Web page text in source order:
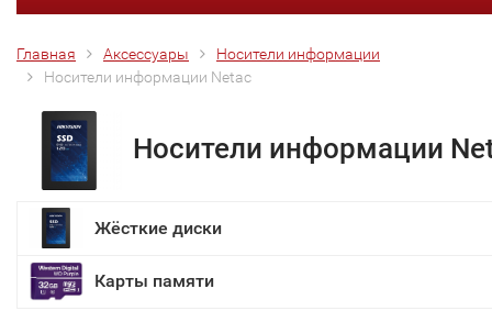
Главная Аксессуары
Носители информации
Носители информации Netac
Носители информации
Жёсткие диски
Карты памяти